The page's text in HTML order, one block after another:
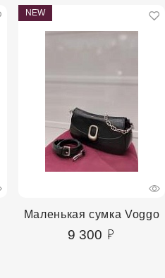
NEW
Маленькая сумка Voggo
9 300